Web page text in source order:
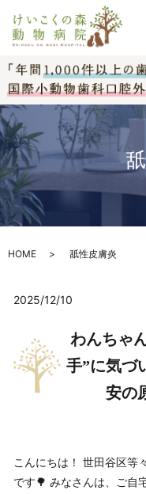
HOME 舐性皮膚炎
2025/12/10
わんちゃ
手”に気
安の
こんにちは！ 世田谷区等
です🌳 みなさんは、ご自